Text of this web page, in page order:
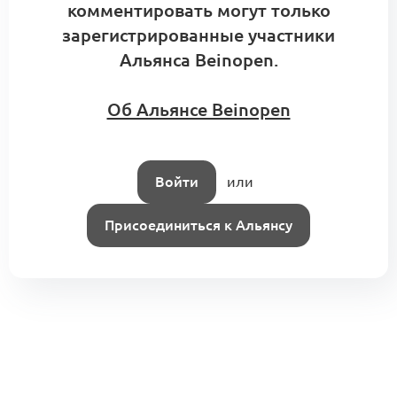
комментировать могут только
зарегистрированные участники
Альянса Beinopen.
Об Альянсе Beinopen
Войти или
Присоединиться к Альянсу